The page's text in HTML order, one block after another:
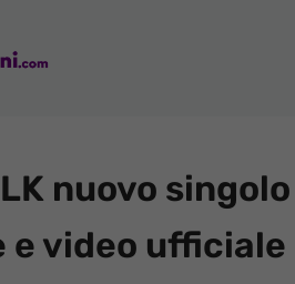
nuovo
e video ufficiale